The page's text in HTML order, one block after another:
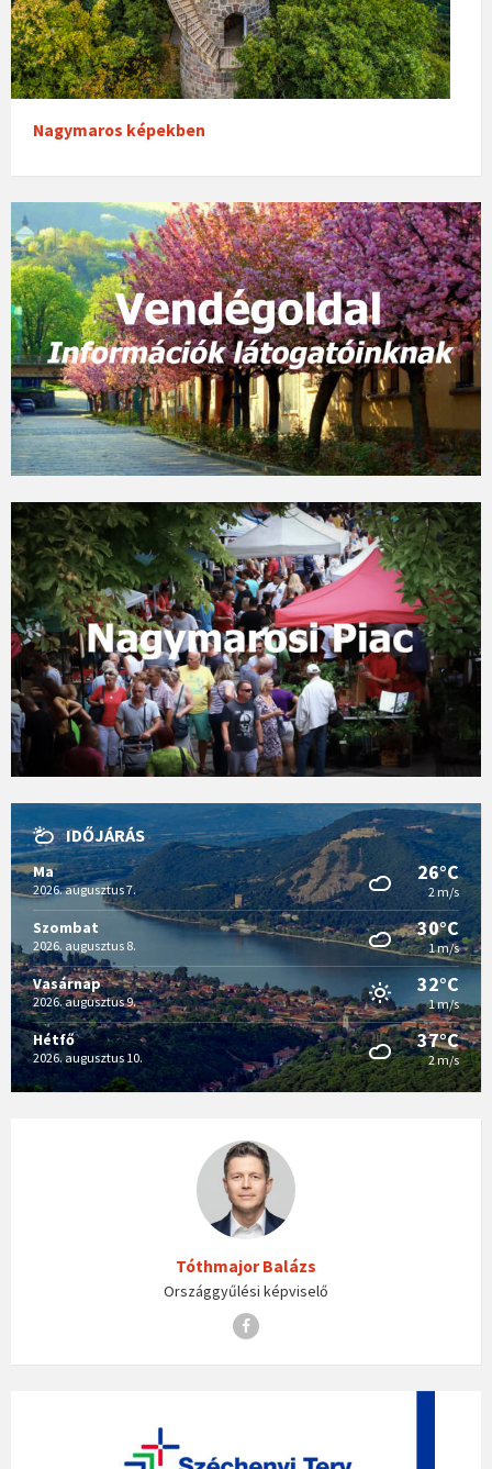
Nagymaros képekben
IDŐJÁRÁS
Ma
2026. augusztus 7.
26°C
2 m/s
Szombat
2026. augusztus 8.
30°C
1 m/s
Vasárnap
2026. augusztus 9.
32°C
1 m/s
Hétfő
2026. augusztus 10.
37°C
2 m/s
Tóthmajor Balázs
Országgyűlési képviselő
Facebook